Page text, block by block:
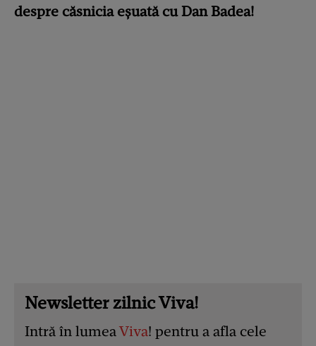
despre căsnicia eșuată cu Dan Badea!
Newsletter zilnic Viva!
Intră în lumeaViva! pentru a afla cele